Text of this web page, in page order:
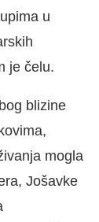
u
je čelu.
blizine
mogla
Jošavke